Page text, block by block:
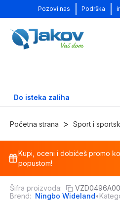
Pozovi nas Podrška
Do isteka zaliha
Početna strana > Sport i
Kupi, oceni i dobićeš promo
popustom!
Šifra proizvoda:
Brend: Ningbo Wideland•